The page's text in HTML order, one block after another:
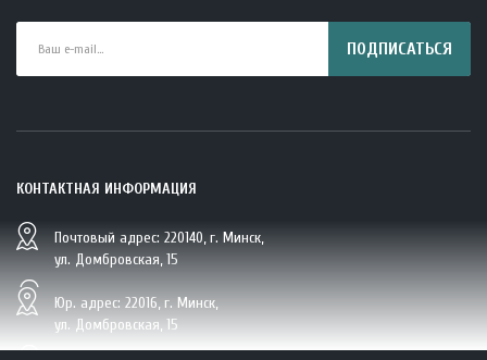
BIO Кокосовая вода тетрапак 330 мл Vietcoco 112878..
5.23 руб.
ПОДПИСАТЬСЯ
КОНТАКТНАЯ ИНФОРМАЦИЯ
Почтовый адрес: 220140, г. Минск,
ул. Домбровская, 15
Юр. адрес: 22016, г. Минск,
ул. Домбровская, 15